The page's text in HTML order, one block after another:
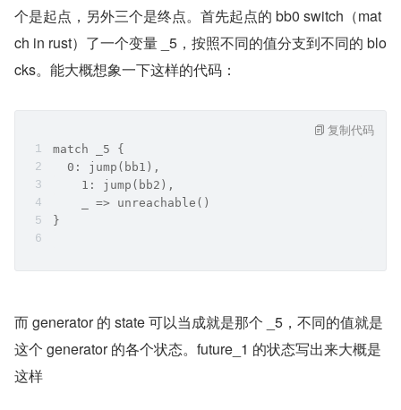
个是起点，另外三个是终点。首先起点的 bb0 switch（mat
ch in rust）了一个变量 _5，按照不同的值分支到不同的 blo
cks。能大概想象一下这样的代码：
match _5 {
  0: jump(bb1),
    1: jump(bb2),
    _ => unreachable()
}
复制代码
而 generator 的 state 可以当成就是那个 _5，不同的值就是
这个 generator 的各个状态。future_1 的状态写出来大概是
这样